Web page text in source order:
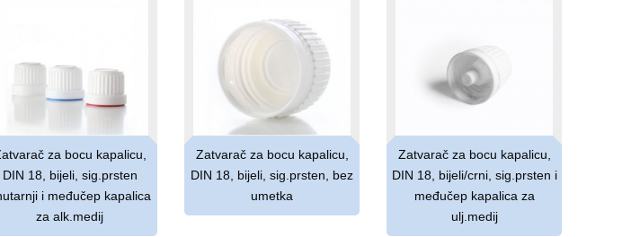
za bocu kapalicu,
DIN 18, bijeli, sig.prsten
i međučep kapalica
za alk.medij
Zatvarač za bocu kapalicu,
DIN 18, bijeli, sig.prsten, bez
umetka
Zatvarač za bocu kapalicu,
DIN 18, bijeli/crni, sig.prsten i
međučep kapalica za
ulj.medij